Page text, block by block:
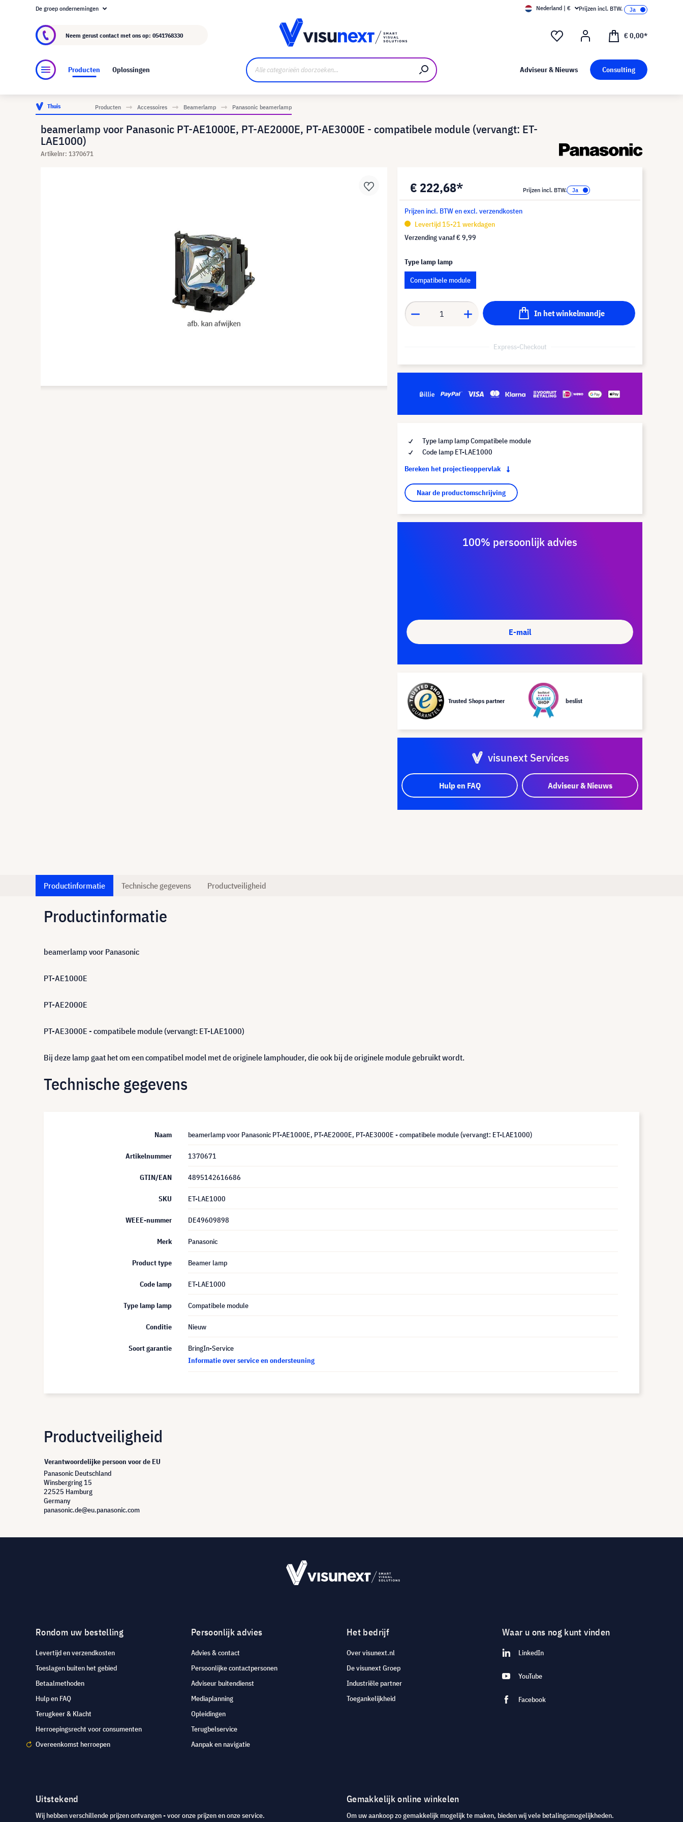
Over visunext.nl
De groep ondernemingen Nederland | € Prijzen incl. BTW.
Neem gerust contact met ons op: 0541768330 € 0,00*
Producten Oplossingen Adviseur & Nieuws Consulting
Thuis Producten Accessoires Beamerlamp Panasonic beamerlamp
beamerlamp voor Panasonic PT-AE1000E, PT-AE2000E, PT-AE3000E - compatibele module (vervangt: ET-
LAE1000)
Artikelnr: 1370671
€ 222,68* Prijzen incl. BTW.
Prijzen incl. BTW en excl. verzendkosten
Levertijd 15-21 werkdagen
Verzending vanaf€ 9,99
Type lamp lamp
Compatibele module
In het winkelmandje
Express-Checkout
Type lamp lamp Compatibele module
Code lamp ET-LAE1000
Bereken het projectieoppervlak
Naar de productomschrijving
100% persoonlijk advies
E-mail
Trusted Shops partner beslist
visunext Services
Hulp en FAQ Adviseur & Nieuws
Productinformatie Technische gegevens Productveiligheid
Productinformatie
beamerlamp voor Panasonic
PT-AE1000E
PT-AE2000E
PT-AE3000E - compatibele module (vervangt: ET-LAE1000)
Bij deze lamp gaat het om een compatibel model met de originele lamphouder, die ook bij de originele module gebruikt wordt.
Technische gegevens
Naam beamerlamp voor Panasonic PT-AE1000E, PT-AE2000E, PT-AE3000E - compatibele module (vervangt: ET-LAE1000)
Artikelnummer 1370671
GTIN/EAN 4895142616686
SKU ET-LAE1000
WEEE-nummer DE49609898
Merk Panasonic
Product type Beamer lamp
Code lamp ET-LAE1000
Type lamp lamp Compatibele module
Conditie Nieuw
Soort garantie
BringIn-Service
Informatie over service en ondersteuning
Productveiligheid
Verantwoordelijke persoon voor de EU
Panasonic Deutschland
Winsbergring 15
22525 Hamburg
Germany
panasonic.de@eu.panasonic.com
Rondom uw bestelling
Levertijd en verzendkosten
Toeslagen buiten het gebied
Betaalmethoden
Hulp en FAQ
Terugkeer & Klacht
Herroepingsrecht voor consumenten
Overeenkomst herroepen
Persoonlijk advies
Advies & contact
Persoonlijke contactpersonen
Adviseur buitendienst
Mediaplanning
Opleidingen
Terugbelservice
Aanpak en navigatie
Het bedrijf
Over visunext.nl
De visunext Groep
Industriële partner
Toegankelijkheid
Waar u ons nog kunt vinden
LinkedIn
YouTube
Facebook
Uitstekend
Wij hebben verschillende prijzen ontvangen - voor onze prijzen en onze service.
Gemakkelijk online winkelen
Om uw aankoop zo gemakkelijk mogelijk te maken, bieden wij vele betalingsmogelijkheden.